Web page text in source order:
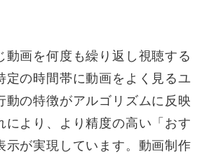
動画を何度も繰り返し視聴する
定の時間帯に動画をよく見るユ
動の特徴がアルゴリズムに反映
により、より精度の高い「おす
示が実現しています。動画制作